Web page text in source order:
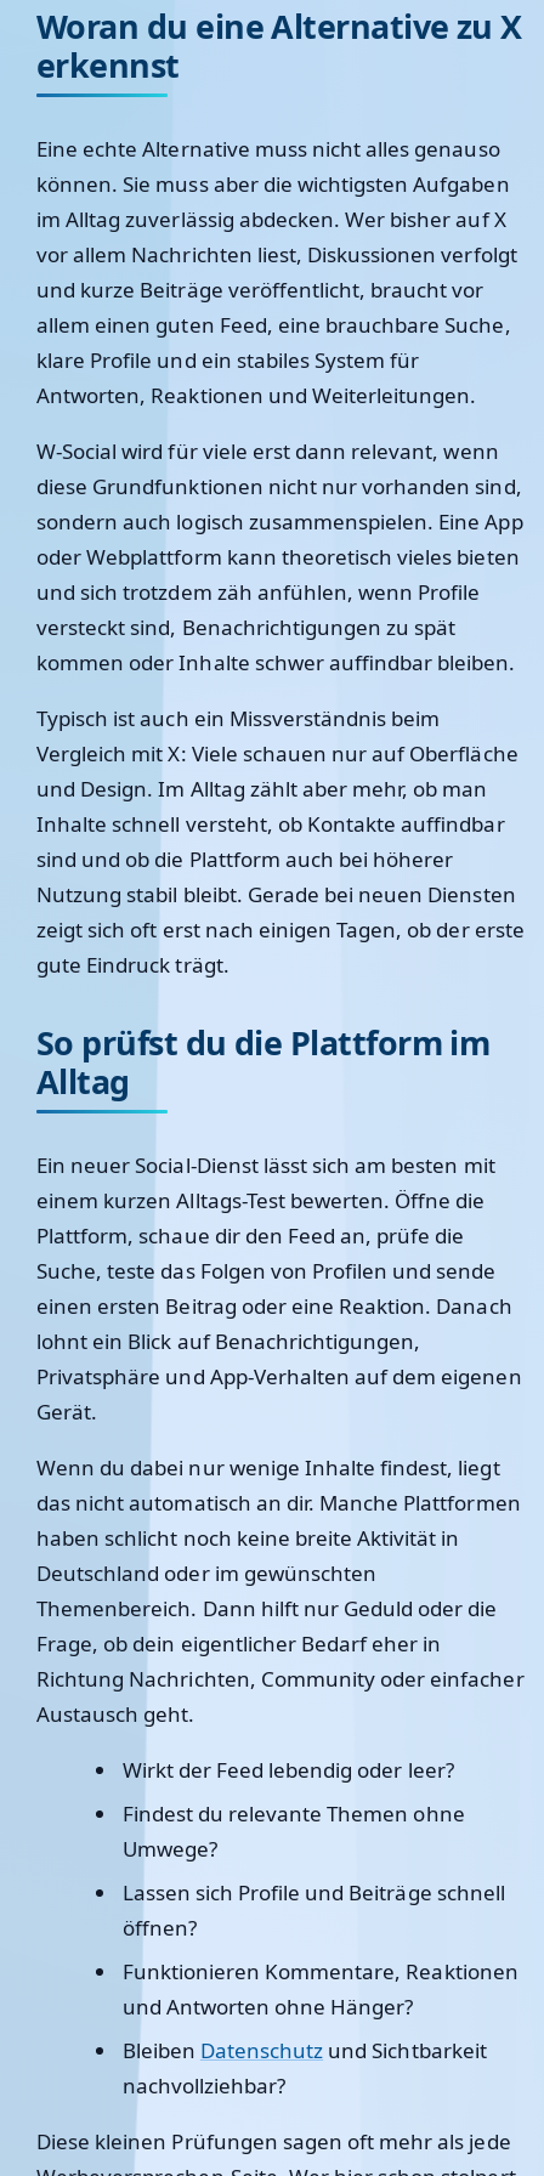
Woran du eine Alternative zu X
erkennst
Eine echte Alternative muss nicht alles genauso
können. Sie muss aber die wichtigsten Aufgaben
im Alltag zuverlässig abdecken. Wer bisher auf X
vor allem Nachrichten liest, Diskussionen verfolgt
und kurze Beiträge veröffentlicht, braucht vor
allem einen guten Feed, eine brauchbare Suche,
klare Profile und ein stabiles System für
Antworten, Reaktionen und Weiterleitungen.
W-Social wird für viele erst dann relevant, wenn
diese Grundfunktionen nicht nur vorhanden sind,
sondern auch logisch zusammenspielen. Eine App
oder Webplattform kann theoretisch vieles bieten
und sich trotzdem zäh anfühlen, wenn Profile
versteckt sind, Benachrichtigungen zu spät
kommen oder Inhalte schwer auffindbar bleiben.
Typisch ist auch ein Missverständnis beim
Vergleich mit X: Viele schauen nur auf Oberfläche
und Design. Im Alltag zählt aber mehr, ob man
Inhalte schnell versteht, ob Kontakte auffindbar
sind und ob die Plattform auch bei höherer
Nutzung stabil bleibt. Gerade bei neuen Diensten
zeigt sich oft erst nach einigen Tagen, ob der erste
gute Eindruck trägt.
So prüfst du die Plattform im
Alltag
Ein neuer Social-Dienst lässt sich am besten mit
einem kurzen Alltags-Test bewerten. Öffne die
Plattform, schaue dir den Feed an, prüfe die
Suche, teste das Folgen von Profilen und sende
einen ersten Beitrag oder eine Reaktion. Danach
lohnt ein Blick auf Benachrichtigungen,
Privatsphäre und App-Verhalten auf dem eigenen
Gerät.
Wenn du dabei nur wenige Inhalte findest, liegt
das nicht automatisch an dir. Manche Plattformen
haben schlicht noch keine breite Aktivität in
Deutschland oder im gewünschten
Themenbereich. Dann hilft nur Geduld oder die
Frage, ob dein eigentlicher Bedarf eher in
Richtung Nachrichten, Community oder einfacher
Austausch geht.
Wirkt der Feed lebendig oder leer?
Findest du relevante Themen ohne
Umwege?
Lassen sich Profile und Beiträge schnell
öffnen?
Funktionieren Kommentare, Reaktionen
und Antworten ohne Hänger?
Bleiben Datenschutz und Sichtbarkeit
nachvollziehbar?
Diese kleinen Prüfungen sagen oft mehr als jede